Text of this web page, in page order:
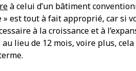
à celui d’un bâtiment
est tout à fait approprié, car si
à la croissance et à
lieu de 12 mois, voire plus,